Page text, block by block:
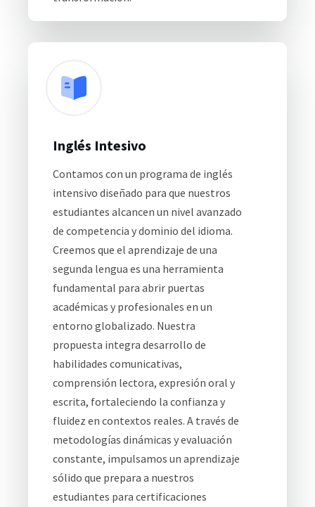
Inglés Intesivo
Contamos con un programa de inglés
intensivo diseñado para que nuestros
estudiantes alcancen un nivel avanzado
de competencia y dominio del idioma.
Creemos que el aprendizaje de una
segunda lengua es una herramienta
fundamental para abrir puertas
académicas y profesionales en un
entorno globalizado. Nuestra
propuesta integra desarrollo de
habilidades comunicativas,
comprensión lectora, expresión oral y
escrita, fortaleciendo la confianza y
fluidez en contextos reales. A través de
metodologías dinámicas y evaluación
constante, impulsamos un aprendizaje
sólido que prepara a nuestros
estudiantes para certificaciones